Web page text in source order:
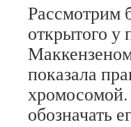
Рассмотрим
открытого у
показала
обозначать